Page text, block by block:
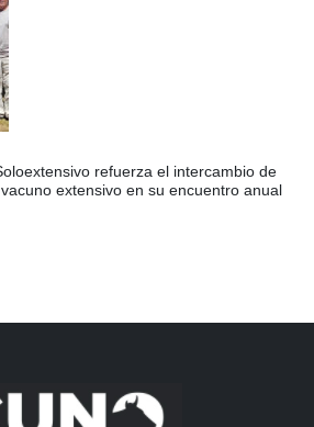
refuerza el intercambio de
extensivo en su encuentro anual